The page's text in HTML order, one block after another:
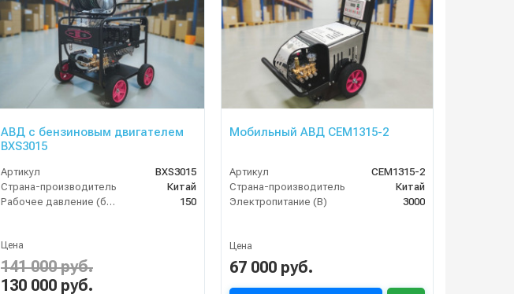
АВД с бензиновым двигателем
BXS3015
Артикул
BXS3015
Страна-производитель
Китай
Рабочее давление (бар)
150
Цена
141 000 руб.
130 000 руб.
Мобильный АВД CEM1315-2
Артикул
CEM1315-2
Страна-производитель
Китай
Электропитание (В)
3000
Цена
67 000 руб.